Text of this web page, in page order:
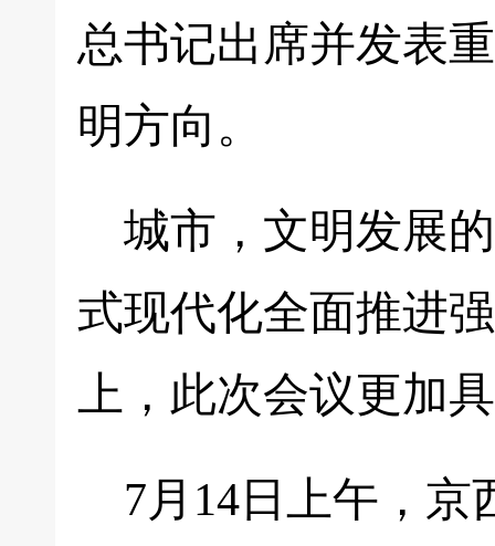
总书记出席并发表
明方向。
城市，文明发展
式现代化全面推进
上，此次会议更加
7月14日上午，